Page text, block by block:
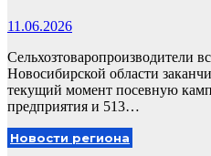
11.06.2026
Сельхозтоваропроизводители
Новосибирской области
текущий момент посевную
предприятия и 513…
Новости региона